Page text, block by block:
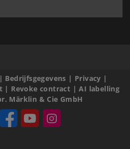
| Bedrijfsgegevens | Privacy |
| Revoke contract |AI labelling
Märklin & Cie GmbH